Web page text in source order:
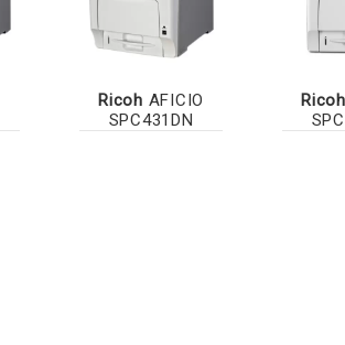
Ricoh AFICIO
SPC431DN
Ricoh